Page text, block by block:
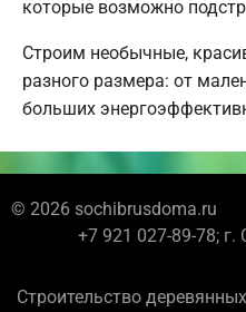
которые возможно
Строим необычные,
разного размера: от
больших
© 2026 sochibrusdoma.ru
+7 921 027-89-78; г.
Строительство